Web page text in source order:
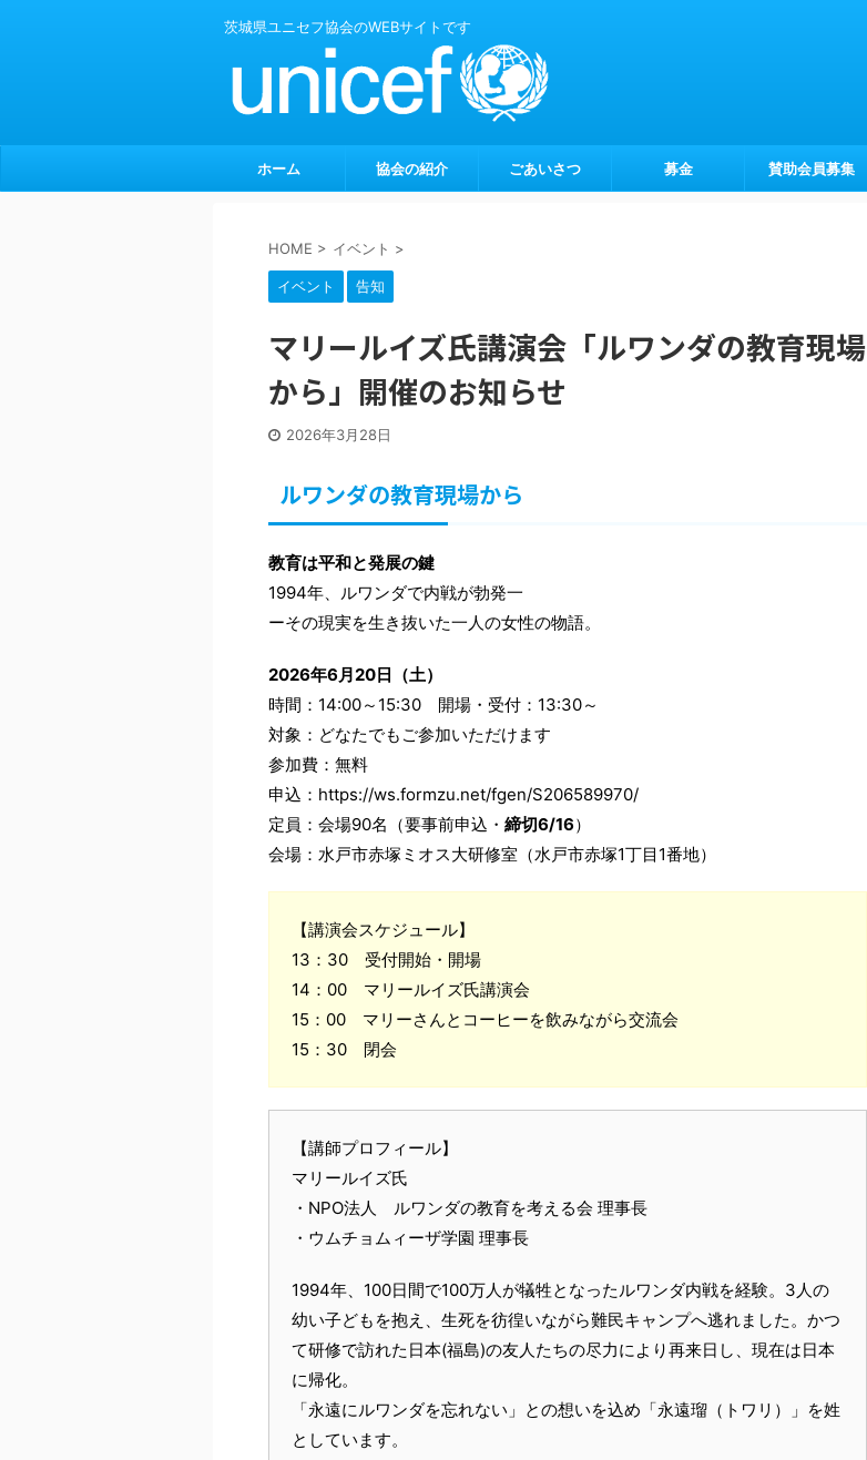
茨城県ユニセフ協会のWEBサイトです
ホーム 協会の紹介 ごあいさつ 募金 賛助会員募集
HOME > イベント >
イベント 告知
マリールイズ氏講演会「ルワンダの教育現場
から」開催のお知らせ
2026年3月28日
ルワンダの教育現場から
教育は平和と発展の鍵
1994年、ルワンダで内戦が勃発一
ーその現実を生き抜いた一人の女性の物語。
2026年6月20日（土）
時間：14:00～15:30 開場・受付：13:30～
対象：どなたでもご参加いただけます
参加費：無料
申込：https://ws.formzu.net/fgen/S206589970/
定員：会場90名（要事前申込・ 締切6/16）
会場：水戸市赤塚ミオス大研修室（水戸市赤塚1丁目1番地）
【講演会スケジュール】
13：30 受付開始・開場
14：00 マリールイズ氏講演会
15：00 マリーさんとコーヒーを飲みながら交流会
15：30 閉会
【講師プロフィール】
マリールイズ氏
・NPO法人 ルワンダの教育を考える会 理事長
・ウムチョムィーザ学園 理事長
1994年、100日間で100万人が犠牲となったルワンダ内戦を経験。3人の
幼い子どもを抱え、生死を彷徨いながら難民キャンプへ逃れました。かつ
て研修で訪れた日本(福島)の友人たちの尽力により再来日し、現在は日本
に帰化。
「永遠にルワンダを忘れない」との想いを込め「永遠瑠（トワリ）」を姓
としています。